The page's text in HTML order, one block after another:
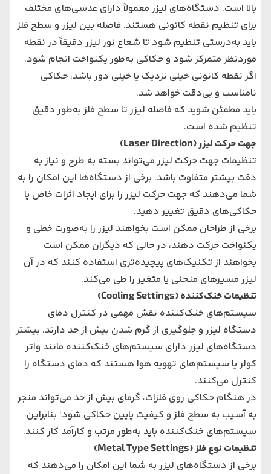
بالا است. دستگاه‌های لیزر معمولاً دارای عدسی‌های مختلف
برای تنظیم نقطه کانونی هستند. فاصله بین لیزر و سطح فلز
باید به‌درستی تنظیم شود تا شعاع نور لیزر دقیقاً در نقطه
موردنظر متمرکز شود و حکاکی به‌طور یکنواخت انجام شود.
اگر نقطه کانونی خیلی نزدیک یا خیلی دور باشد، حکاکی
نامناسب و بی‌دقت خواهد شد.
باید مطمئن شوید که فاصله لیزر تا سطح فلز به‌طور دقیق
تنظیم شده است.
جهت حرکت لیزر (Laser Direction)
تنظیمات جهت حرکت لیزر می‌تواند بسته به طرح و نیاز به
دقت بیشتر متفاوت باشد. برخی از دستگاه‌ها این امکان را به
شما می‌دهند که جهت حرکت لیزر را برای ایجاد اثرات خاص یا
حکاکی‌های دقیق تغییر دهید.
برخی از طراحان ممکن است بخواهند لیزر را به‌صورت خطی و
یکنواخت حرکت دهند، در حالی که دیگران ممکن است
بخواهند از تکنیک‌های پیچیده‌تری استفاده کنند که در آن
لیزر مسیرهای منحنی یا متغیر را طی می‌کند.
تنظیمات خنک‌کننده (Cooling Settings)
سیستم‌های خنک‌کننده نقش مهمی در کنترل دمای
دستگاه لیزر و جلوگیری از گرم شدن بیش از حد دارند. بیشتر
دستگاه‌های لیزر دارای سیستم‌های خنک‌کننده مانند واتر
کولر یا سیستم‌های تهویه هوا هستند که دمای دستگاه را
کنترل می‌کنند.
در هنگام حکاکی روی فلزات، گرمای بیش از حد می‌تواند منجر
به آسیب به سطح فلز و کیفیت پایین حکاکی شود؛ بنابراین،
سیستم‌های خنک‌کننده باید به‌طور مرتب و کارآمد کار کنند.
تنظیمات نوع فلز (Metal Type Settings)
برخی از دستگاه‌های لیزر به شما این امکان را می‌دهند که